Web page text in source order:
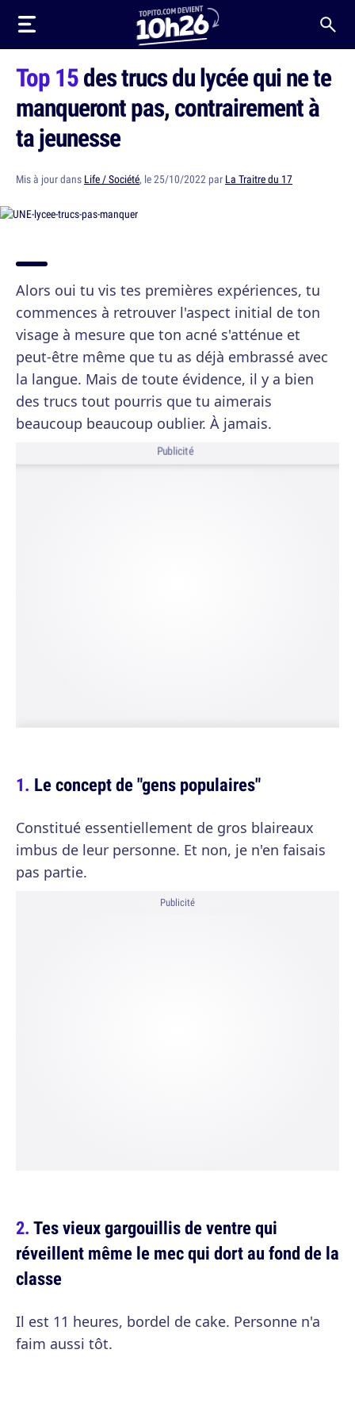
Top 15des trucs du lycée qui ne te
manqueront pas, contrairement à
ta jeunesse
Mis à jour dans Life / Société, le 25/10/2022 par La Traitre du 17
Alors oui tu vis tes premières expériences, tu
commences à retrouver l'aspect initial de ton
visage à mesure que ton acné s'atténue et
peut-être même que tu as déjà embrassé avec
la langue. Mais de toute évidence, il y a bien
des trucs tout pourris que tu aimerais
beaucoup beaucoup oublier. À jamais.
Publicité
Le concept de "gens populaires"
Constitué essentiellement de gros blaireaux
imbus de leur personne. Et non, je n'en faisais
pas partie.
Publicité
Tes vieux gargouillis de ventre qui
réveillent même le mec qui dort au fond de la
classe
Il est 11 heures, bordel de cake. Personne n'a
faim aussi tôt.